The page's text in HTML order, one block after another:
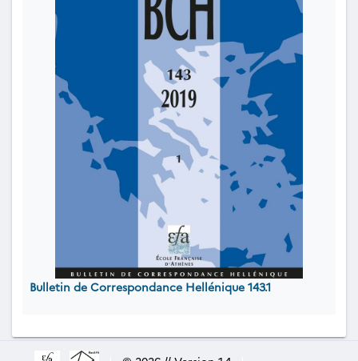
Bulletin de Correspondance Hellénique 143.1